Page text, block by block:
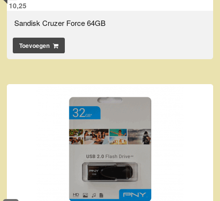
10,25
Sandisk Cruzer Force 64GB
Toevoegen